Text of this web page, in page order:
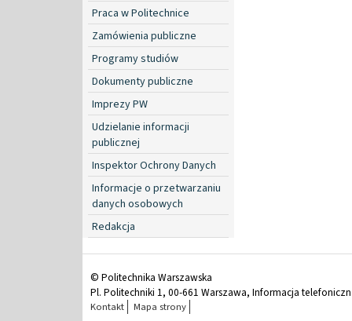
Praca w Politechnice
Zamówienia publiczne
Programy studiów
Dokumenty publiczne
Imprezy PW
Udzielanie informacji
publicznej
Inspektor Ochrony Danych
Informacje o przetwarzaniu
danych osobowych
Redakcja
© Politechnika Warszawska
Pl. Politechniki 1, 00-661 Warszawa, Informacja
Kontakt Mapa strony